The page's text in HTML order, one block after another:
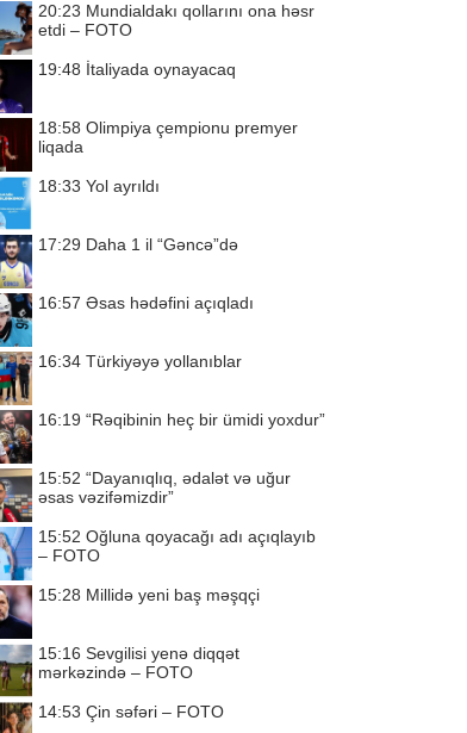
20:23 Mundialdakı qollarını ona həsr
etdi – FOTO
19:48 İtaliyada oynayacaq
18:58 Olimpiya çempionu premyer
liqada
18:33 Yol ayrıldı
17:29 Daha 1 il “Gəncə”də
16:57 Əsas hədəfini açıqladı
16:34 Türkiyəyə yollanıblar
16:19 “Rəqibinin heç bir ümidi yoxdur”
15:52 “Dayanıqlıq, ədalət və uğur
əsas vəzifəmizdir”
15:52 Oğluna qoyacağı adı açıqlayıb
– FOTO
15:28 Millidə yeni baş məşqçi
15:16 Sevgilisi yenə diqqət
mərkəzində – FOTO
14:53 Çin səfəri – FOTO